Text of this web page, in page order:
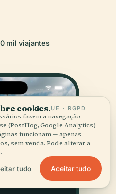
mil viajantes
cookies.UE · RGPD
fazem a navegação
(PostHog, Google Analytics)
funcionam — apenas
sem venda. Pode alterar a
tudo Aceitar tudo